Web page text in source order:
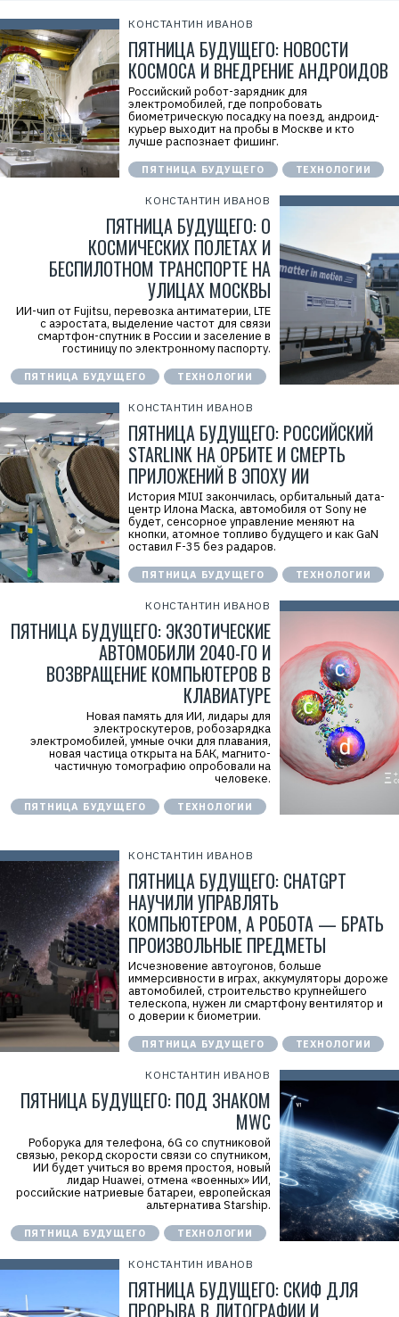
КОНСТАНТИН ИВАНОВ
ПЯТНИЦА БУДУЩЕГО: НОВОСТИ
КОСМОСА И ВНЕДРЕНИЕ АНДРОИДОВ
Российский робот-зарядник для
электромобилей, где попробовать
биометрическую посадку на поезд, андроид-
курьер выходит на пробы в Москве и кто
лучше распознает фишинг.
ПЯТНИЦА БУДУЩЕГО ТЕХНОЛОГИИ
КОНСТАНТИН ИВАНОВ
ПЯТНИЦА БУДУЩЕГО: О
КОСМИЧЕСКИХ ПОЛЕТАХ И
БЕСПИЛОТНОМ ТРАНСПОРТЕ НА
УЛИЦАХ МОСКВЫ
ИИ-чип от Fujitsu, перевозка антиматерии, LTE
с аэростата, выделение частот для связи
смартфон-спутник в России и заселение в
гостиницу по электронному паспорту.
ПЯТНИЦА БУДУЩЕГО ТЕХНОЛОГИИ
КОНСТАНТИН ИВАНОВ
ПЯТНИЦА БУДУЩЕГО: РОССИЙСКИЙ
STARLINK НА ОРБИТЕ И СМЕРТЬ
ПРИЛОЖЕНИЙ В ЭПОХУ ИИ
История MIUI закончилась, орбитальный дата-
центр Илона Маска, автомобиля от Sony не
будет, сенсорное управление меняют на
кнопки, атомное топливо будущего и как GaN
оставил F-35 без радаров.
ПЯТНИЦА БУДУЩЕГО ТЕХНОЛОГИИ
КОНСТАНТИН ИВАНОВ
ПЯТНИЦА БУДУЩЕГО: ЭКЗОТИЧЕСКИЕ
АВТОМОБИЛИ 2040-ГО И
ВОЗВРАЩЕНИЕ КОМПЬЮТЕРОВ В
КЛАВИАТУРЕ
Новая память для ИИ, лидары для
электроскутеров, робозарядка
электромобилей, умные очки для плавания,
новая частица открыта на БАК, магнито-
частичную томографию опробовали на
человеке.
ПЯТНИЦА БУДУЩЕГО ТЕХНОЛОГИИ
КОНСТАНТИН ИВАНОВ
ПЯТНИЦА БУДУЩЕГО: CHATGPT
НАУЧИЛИ УПРАВЛЯТЬ
КОМПЬЮТЕРОМ, А РОБОТА — БРАТЬ
ПРОИЗВОЛЬНЫЕ ПРЕДМЕТЫ
Исчезновение автоугонов, больше
иммерсивности в играх, аккумуляторы дороже
автомобилей, строительство крупнейшего
телескопа, нужен ли смартфону вентилятор и
о доверии к биометрии.
ПЯТНИЦА БУДУЩЕГО ТЕХНОЛОГИИ
КОНСТАНТИН ИВАНОВ
ПЯТНИЦА БУДУЩЕГО: ПОД ЗНАКОМ
MWC
Роборука для телефона, 6G со спутниковой
связью, рекорд скорости связи со спутником,
ИИ будет учиться во время простоя, новый
лидар Huawei, отмена «военных» ИИ,
российские натриевые батареи, европейская
альтернатива Starship.
ПЯТНИЦА БУДУЩЕГО ТЕХНОЛОГИИ
КОНСТАНТИН ИВАНОВ
ПЯТНИЦА БУДУЩЕГО: СКИФ ДЛЯ
ПРОРЫВА В ЛИТОГРАФИИ И
а
в
э
й
»
И
Н
Н
1
4
1
8
0
4